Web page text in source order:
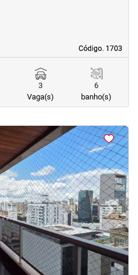
Código. 1703
Código. 1703
3
Vaga(s)
6
banho(s)
›Next